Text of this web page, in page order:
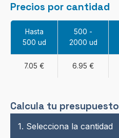
Precios por cantidad
Hasta
500 ud
500 -
2000 ud
7.05 € 6.95 €
Calcula tu presupuesto
1. Selecciona la cantidad